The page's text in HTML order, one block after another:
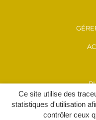
Ce site utilise des
statistiques d'utilisation
contrôler ceux